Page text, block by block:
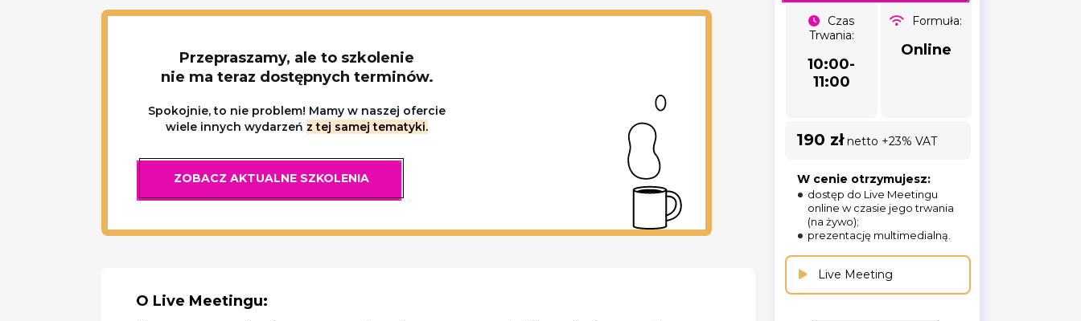
Czas
Trwania:
10:00-
11:00
Formuła:
Online
190 złnetto +23% VAT
W cenie otrzymujesz:
dostęp do Live Meetingu
online w czasie jego trwania
(na żywo);
prezentację multimedialną.
Live Meeting
Przepraszamy, ale to szkolenie
nie ma teraz dostępnych terminów.
Spokojnie, to nie problem! Mamy w naszej ofercie
wiele innych wydarzeń z tej samej tematyki.
ZOBACZ AKTUALNE SZKOLENIA
O Live Meetingu: